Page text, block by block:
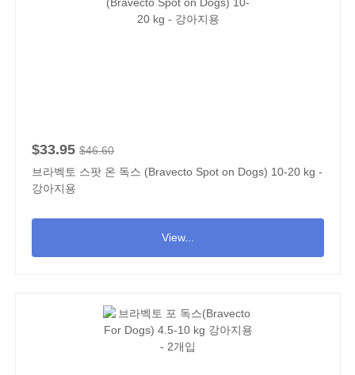
$33.95 $46.60
브라벡토 스팟 온 독스 (Bravecto Spot on Dogs) 10-20 kg -
강아지용
View...